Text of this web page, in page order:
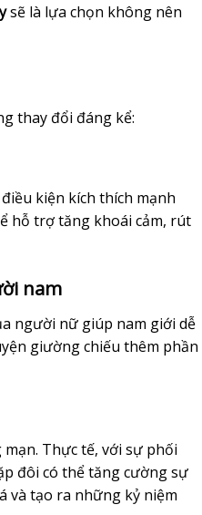
sẽ là lựa chọn không nên
thay đổi đáng kể:
kiện kích thích mạnh
hỗ trợ tăng khoái cảm, rút
nam
người nữ giúp nam giới dễ
giường chiếu thêm phần
Thực tế, với sự phối
đôi có thể tăng cường sự
và tạo ra những kỷ niệm